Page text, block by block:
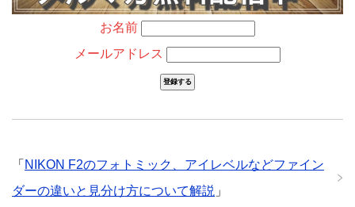
お名前
メールアドレス
「 NIKON F2のフォトミック、アイレベルなどファイン
ダーの違いと見分け方について解説 」